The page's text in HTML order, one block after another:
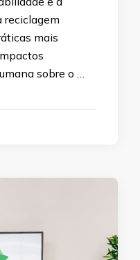
reciclagem
mais
sobre o …